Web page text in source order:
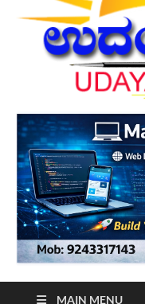
MAIN MENU